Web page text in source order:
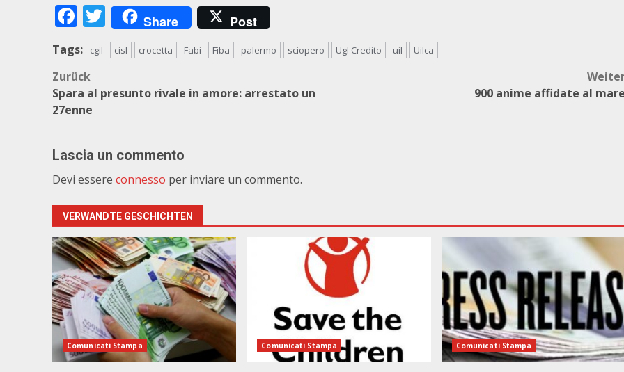
Facebook
Twitter
Share Post
Tags: cgil cisl crocetta Fabi Fiba palermo sciopero Ugl Credito uil Uilca
Beitragsnavigation
Zurück
Spara al presunto rivale in amore: arrestato un
27enne
900 anime affidate al
Lascia un commento
Devi essere connesso per inviare un commento.
VERWANDTE GESCHICHTEN
Comunicati Stampa Comunicati Stampa Comunicati Stampa